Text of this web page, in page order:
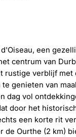
een
centrum van
rustige verblijf met
genieten van
dag vol
door het
een korte rit
de Ourthe (2 km)